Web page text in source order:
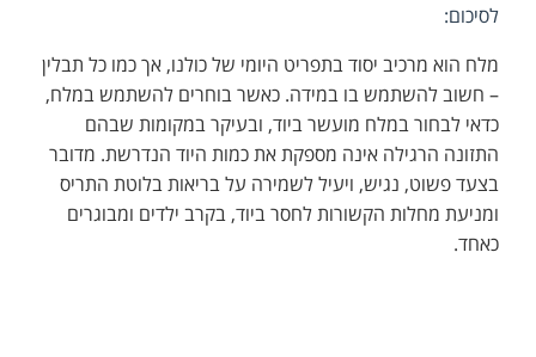
לסיכום:
מלח הוא מרכיב יסוד בתפריט היומי של כולנו, אך כמו כל תבלין
– חשוב להשתמש בו במידה. כאשר בוחרים להשתמש במלח,
כדאי לבחור במלח מועשר ביוד, ובעיקר במקומות שבהם
התזונה הרגילה אינה מספקת את כמות היוד הנדרשת. מדובר
בצעד פשוט, נגיש, ויעיל לשמירה על בריאות בלוטת התריס
ומניעת מחלות הקשורות לחסר ביוד, בקרב ילדים ומבוגרים
כאחד.